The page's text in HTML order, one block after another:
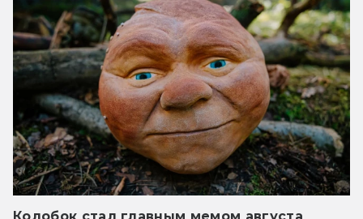
Колобок стал главным мемом августа